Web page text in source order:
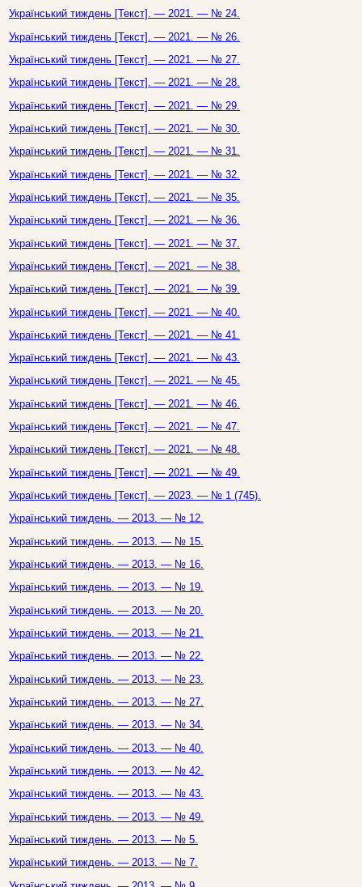
Український тиждень [Текст]. — 2021. — № 24.
Український тиждень [Текст]. — 2021. — № 26.
Український тиждень [Текст]. — 2021. — № 27.
Український тиждень [Текст]. — 2021. — № 28.
Український тиждень [Текст]. — 2021. — № 29.
Український тиждень [Текст]. — 2021. — № 30.
Український тиждень [Текст]. — 2021. — № 31.
Український тиждень [Текст]. — 2021. — № 32.
Український тиждень [Текст]. — 2021. — № 35.
Український тиждень [Текст]. — 2021. — № 36.
Український тиждень [Текст]. — 2021. — № 37.
Український тиждень [Текст]. — 2021. — № 38.
Український тиждень [Текст]. — 2021. — № 39.
Український тиждень [Текст]. — 2021. — № 40.
Український тиждень [Текст]. — 2021. — № 41.
Український тиждень [Текст]. — 2021. — № 43.
Український тиждень [Текст]. — 2021. — № 45.
Український тиждень [Текст]. — 2021. — № 46.
Український тиждень [Текст]. — 2021. — № 47.
Український тиждень [Текст]. — 2021. — № 48.
Український тиждень [Текст]. — 2021. — № 49.
Український тиждень [Текст]. — 2023. — № 1 (745).
Український тиждень. — 2013. — № 12.
Український тиждень. — 2013. — № 15.
Український тиждень. — 2013. — № 16.
Український тиждень. — 2013. — № 19.
Український тиждень. — 2013. — № 20.
Український тиждень. — 2013. — № 21.
Український тиждень. — 2013. — № 22.
Український тиждень. — 2013. — № 23.
Український тиждень. — 2013. — № 27.
Український тиждень. — 2013. — № 34.
Український тиждень. — 2013. — № 40.
Український тиждень. — 2013. — № 42.
Український тиждень. — 2013. — № 43.
Український тиждень. — 2013. — № 49.
Український тиждень. — 2013. — № 5.
Український тиждень. — 2013. — № 7.